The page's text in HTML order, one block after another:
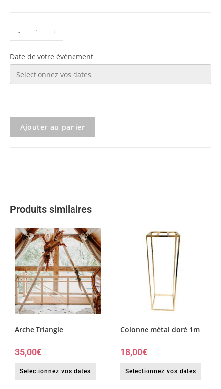
- +
Date de votre événement
Ajouter au panier
Produits similaires
Arche Triangle
35,00€
Selectionnez vos dates
Colonne métal doré 1m
18,00€
Selectionnez vos dates